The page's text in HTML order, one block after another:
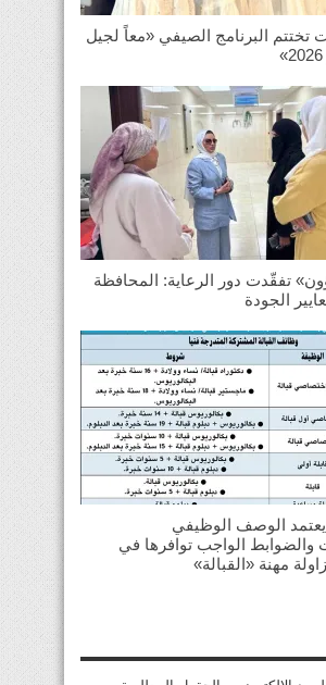
تختتم البرنامج الصيفي «معاً لجيل
تفقّدت دور الرعاية: المحافظة
الجودة
الوصف الوظيفي
والضوابط الواجب توافرها في
مهنة «القبالة»